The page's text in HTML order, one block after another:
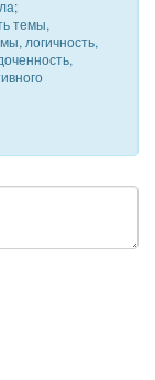
темы,
логичность,